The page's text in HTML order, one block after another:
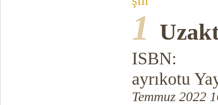
1
ISBN:
ayrıkotu
Temmuz 2022